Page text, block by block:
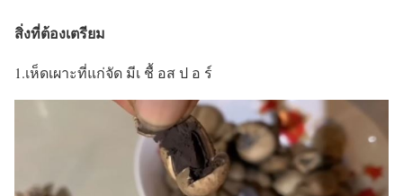
สิ่งที่ต้องเตรียม
1.เห็ดเผาะที่แก่จัด มีเ ชื้ อส ป อ ร์